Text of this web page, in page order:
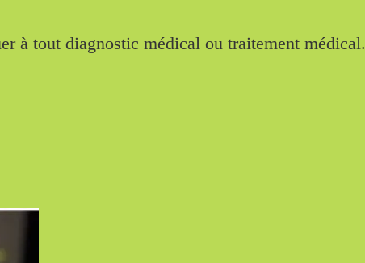
à tout diagnostic médical ou traitement médical.